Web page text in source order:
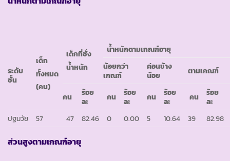
ระดับ
ชั้น
เด็ก
ทั้งหมด
(คน)
เด็กที่ชั่ง
น้ำหนัก
น้ำหนักตามเกณฑ์อายุ
น้อยกว่า
เกณฑ์
ค่อนข้าง
น้อย
ตามเกณฑ์
คน
ร้อย
ละ
คน
ร้อย
ละ
คน
ร้อย
ละ
คน
ร้อย
ละ
ปฐมวัย
57 47 82.46 0 0.00 5 10.64 39 82.98
ส่วนสูงตามเกณฑ์อายุ